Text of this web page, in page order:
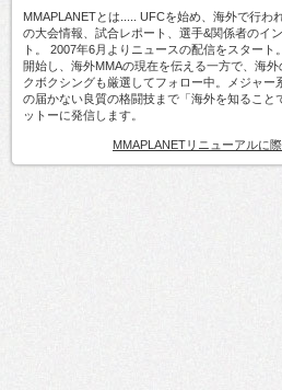
MMAPLANETとは..... UFCを始め、海外で行わ
の大会情報、試合レポート、選手&関係者のイ
ト。 2007年6月よりニュースの配信をスター
開始し、海外MMAの現在を伝える一方で、海
クボクシングも厳選してフォロー中。メジャー
の届かない良質の格闘技まで「海外を知ること
ットーに発信します。
MMAPLANETリニューアルに際